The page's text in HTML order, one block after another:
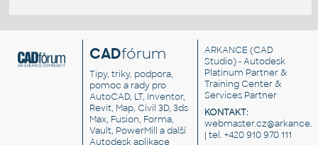
CADfórum
Tipy, triky, podpora,
pomoc a rady pro
AutoCAD, LT, Inventor,
Revit, Map, Civil 3D, 3ds
Max, Fusion, Forma,
Vault, PowerMill a další
Autodesk aplikace
ARKANCE (CAD
Studio) - Autodesk
Platinum Partner &
Training Center &
Services Partner
KONTAKT:
| tel. +420 910 970 111